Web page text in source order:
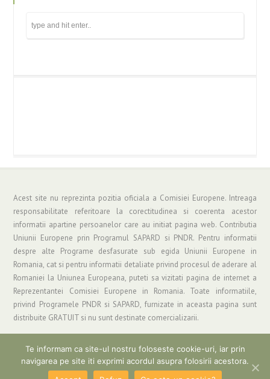
Acest site nu reprezinta pozitia oficiala a Comisiei Europene. Intreaga
responsabilitate referitoare la corectitudinea si coerenta acestor
informatii apartine persoanelor care au initiat pagina web. Contributia
Uniunii Europene prin Programul SAPARD si PNDR. Pentru informatii
despre alte Programe desfasurate sub egida Uniunii Europene in
Romania, cat si pentru informatii detaliate privind procesul de aderare al
Romaniei la Uniunea Europeana, puteti sa vizitati pagina de internet a
Reprezentantei Comisiei Europene in Romania. Toate informatiile,
privind Programele PNDR si SAPARD, furnizate in aceasta pagina sunt
distribuite GRATUIT si nu sunt destinate comercializarii.
Copyright © 2019 Asociatia "Grup de Actiune Locala Parang" | Informatii si
Suport: gal_parang@yahoo.com
Te informam ca site-ul nostru foloseste cookie-uri, iar prin
navigarea pe site iti exprimi acordul asupra folosirii acestora.